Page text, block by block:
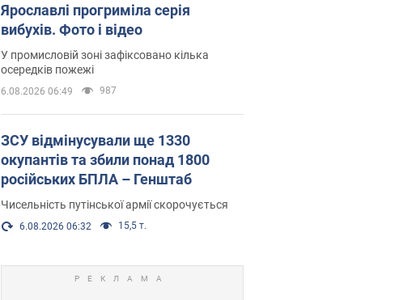
Ярославлі прогриміла серія
вибухів. Фото і відео
У промисловій зоні зафіксовано кілька
осередків пожежі
6.08.2026 06:49 987
ЗСУ відмінусували ще 1330
окупантів та збили понад 1800
російських БПЛА – Генштаб
Чисельність путінської армії скорочується
6.08.2026 06:32 15,5 т.